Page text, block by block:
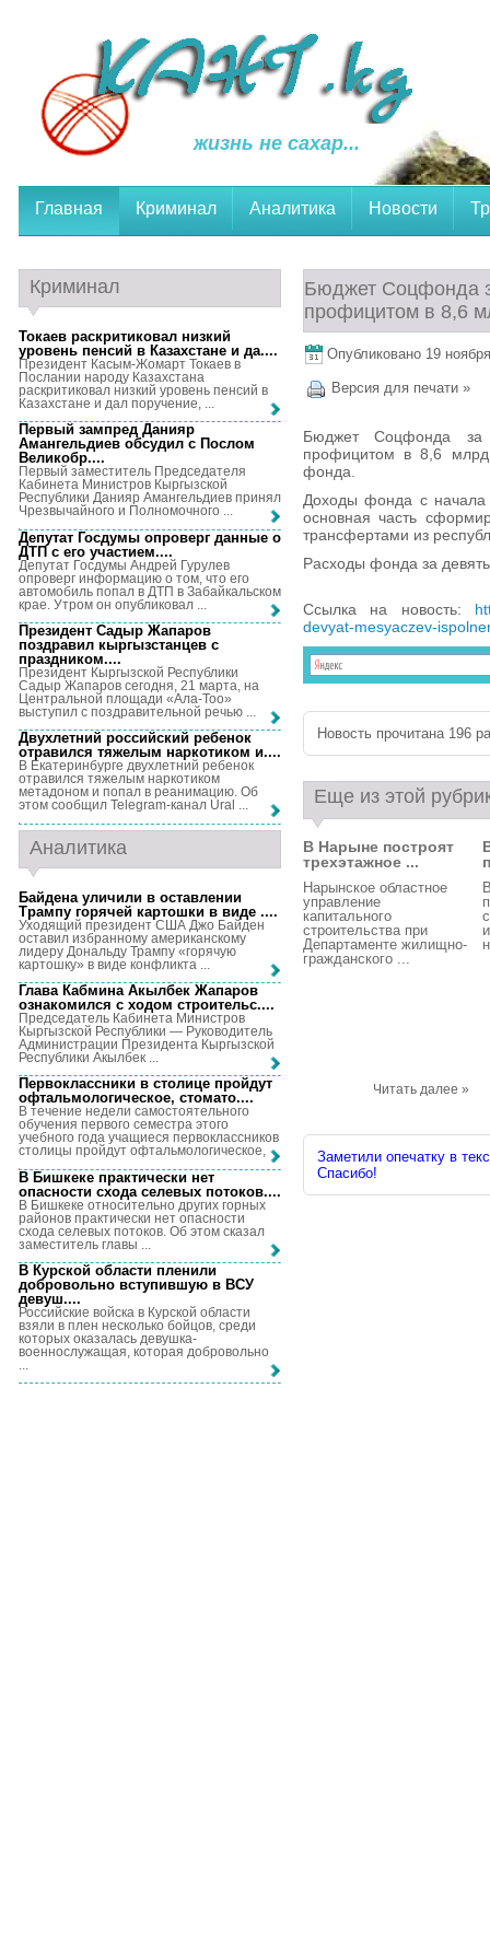
жизнь не сахар...
Главная Криминал Аналитика Новости
Бюджет Соцфонда
профицитом в 8,6
Опубликовано 19
Версия для печати »
Бюджет Соцфонда за
профицитом в 8,6
фонда.
Доходы фонда с начала
основная часть
трансфертами из
Расходы фонда за
Ссылка на новость:
devyat-mesyaczev-
Новость прочитана 196
Еще из этой
В Нарыне построят
трехэтажное ...
Нарынское областное
управление
капитального
строительства при
Департаменте жилищно-
гражданского ...
Читать далее »
Заметили опечатку в
Спасибо!
Криминал
Токаев раскритиковал низкий
уровень пенсий в Казахстане и да....
Президент Касым-Жомарт Токаев в
Послании народу Казахстана
раскритиковал низкий уровень пенсий в
Казахстане и дал поручение, ...
Первый зампред Данияр
Амангельдиев обсудил с Послом
Великобр....
Первый заместитель Председателя
Кабинета Министров Кыргызской
Республики Данияр Амангельдиев принял
Чрезвычайного и Полномочного ...
Депутат Госдумы опроверг данные о
ДТП с его участием....
Депутат Госдумы Андрей Гурулев
опроверг информацию о том, что его
автомобиль попал в ДТП в Забайкальском
крае. Утром он опубликовал ...
Президент Садыр Жапаров
поздравил кыргызстанцев с
праздником....
Президент Кыргызской Республики
Садыр Жапаров сегодня, 21 марта, на
Центральной площади «Ала-Тоо»
выступил с поздравительной речью ...
Двухлетний российский ребенок
отравился тяжелым наркотиком и....
В Екатеринбурге двухлетний ребенок
отравился тяжелым наркотиком
метадоном и попал в реанимацию. Об
этом сообщил Telegram-канал Ural ...
Аналитика
Байдена уличили в оставлении
Трампу горячей картошки в виде ....
Уходящий президент США Джо Байден
оставил избранному американскому
лидеру Дональду Трампу «горячую
картошку» в виде конфликта ...
Глава Кабмина Акылбек Жапаров
ознакомился с ходом строительс....
Председатель Кабинета Министров
Кыргызской Республики — Руководитель
Администрации Президента Кыргызской
Республики Акылбек ...
Первоклассники в столице пройдут
офтальмологическое, стомато....
В течение недели самостоятельного
обучения первого семестра этого
учебного года учащиеся первоклассников
столицы пройдут офтальмологическое, ...
В Бишкеке практически нет
опасности схода селевых потоков....
В Бишкеке относительно других горных
районов практически нет опасности
схода селевых потоков. Об этом сказал
заместитель главы ...
В Курской области пленили
добровольно вступившую в ВСУ
девуш....
Российские войска в Курской области
взяли в плен несколько бойцов, среди
которых оказалась девушка-
военнослужащая, которая добровольно
...